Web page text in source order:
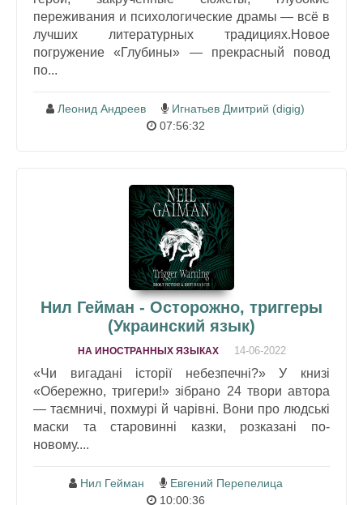
переживания и психологические драмы — всё в
лучших литературных традициях.Новое
погружение «Глубины» — прекрасный повод
по...
Леонид Андреев
Игнатьев Дмитрий (digig)
07:56:32
Нил Гейман - Осторожно, триггеры
(Украинский язык)
НА ИНОСТРАННЫХ ЯЗЫКАХ 14-06-2022
«Чи вигадані історії небезпечні?» У книзі
«Обережно, тригери!» зібрано 24 твори автора
— таємничі, похмурі й чарівні. Вони про людські
маски та старовинні казки, розказані по-
новому....
Нил Гейман
Евгений Перепелица
10:00:36